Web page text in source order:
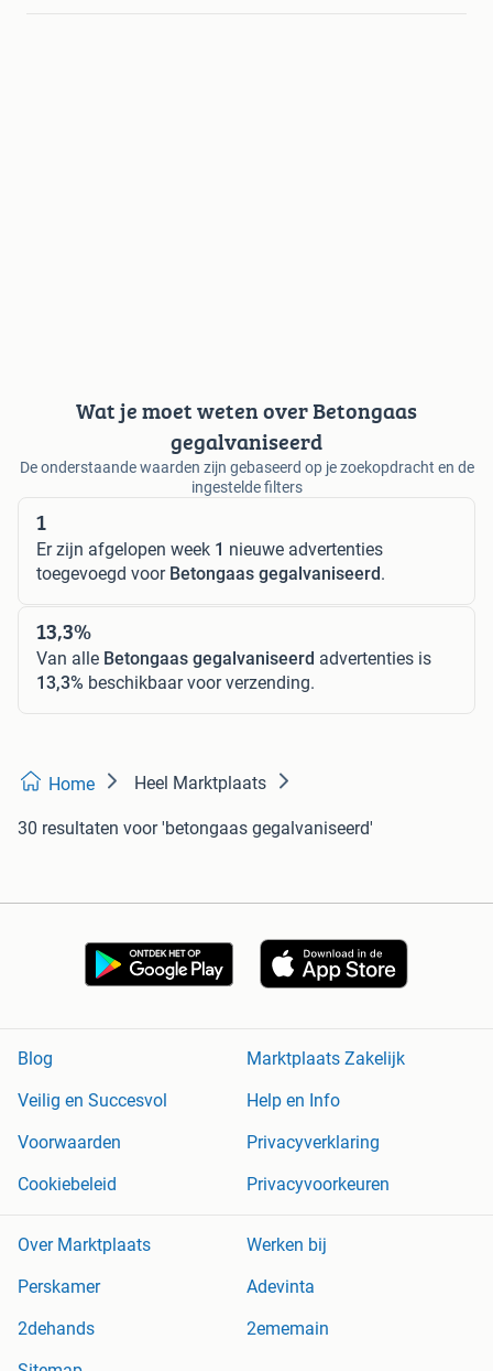
Wat je moet weten over Betongaas
gegalvaniseerd
De onderstaande waarden zijn gebaseerd op je zoekopdracht en de
ingestelde filters
1
Er zijn afgelopen week 1 nieuwe advertenties
toegevoegd voor Betongaas gegalvaniseerd.
13,3%
Van alle Betongaas gegalvaniseerd advertenties is
13,3% beschikbaar voor verzending.
Home Heel Marktplaats
30 resultaten voor 'betongaas gegalvaniseerd'
Blog
Marktplaats Zakelijk
Veilig en Succesvol
Help en Info
Voorwaarden
Privacyverklaring
Cookiebeleid
Privacyvoorkeuren
Over Marktplaats
Werken bij
Perskamer
Adevinta
2dehands
2ememain